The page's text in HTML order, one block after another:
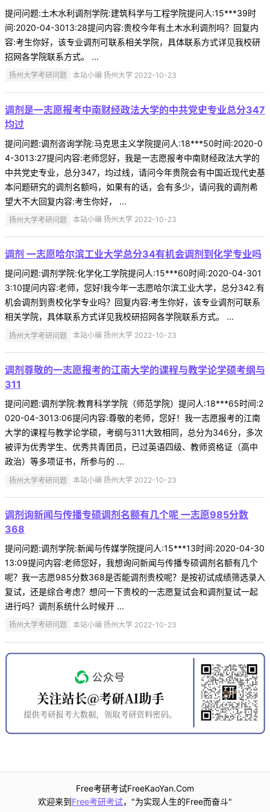
提问问题:土木水利调剂学院:建筑科学与工程学院提问人:15***39时
间:2020-04-3013:28提问内容:贵校今年有土木水利调剂吗？回复内
容:考生你好，该专业调剂可联系相关学院，具体联系方式详见我校研
招网各学院联系方式。 ...
扬州大学考研问题 本站小编 扬州大学 2022-10-23
调剂是一志愿报考中南财经政法大学的中共党史专业总分347
均过
提问问题:调剂咨询学院:马克思主义学院提问人:18***50时间:2020-0
4-3013:27提问内容:老师您好，我是一志愿报考中南财经政法大学的
中共党史专业，总分347，均过线，请问今年贵院会有中国近现代史基
本问题研究的调剂名额吗，如果有的话，会有多少，请问我的调剂希
望大不大回复内容:考生你好， ...
扬州大学考研问题 本站小编 扬州大学 2022-10-23
调剂 一志愿哈尔滨工业大学总分34有机会调剂到化学专业吗
提问问题:调剂学院:化学化工学院提问人:15***60时间:2020-04-301
3:10提问内容:老师，您好!我今年一志愿哈尔滨工业大学，总分342.有
机会调剂到贵校化学专业吗？回复内容:考生你好，该专业调剂可联系
相关学院，具体联系方式详见我校研招网各学院联系方式。 ...
扬州大学考研问题 本站小编 扬州大学 2022-10-23
调剂尊敬的一志愿报考的江南大学的课程与教学论学硕考纲与
311
提问问题:调剂学院:教育科学学院（师范学院）提问人:18***65时间:2
020-04-3013:06提问内容:尊敬的老师，您好！我一志愿报考的江南
大学的课程与教学论学硕，考纲与311大致相同，总分为346分，多次
被评为优秀学生、优秀共青团员，已过英语四级、教师资格证（高中
政治）等多项证书，所参与的 ...
扬州大学考研问题 本站小编 扬州大学 2022-10-23
调剂询新闻与传播专硕调剂名额有几个呢 一志愿985分数
368
提问问题:调剂学院:新闻与传媒学院提问人:15***13时间:2020-04-30
13:09提问内容:老师您好，我想询问新闻与传播专硕调剂名额有几个
呢？我一志愿985分数368是否能调剂贵校呢？是按初试成绩筛选录入
复试，还是综合考虑？想问一下贵校的一志愿复试会和调剂复试一起
进行吗？调剂系统什么时候开 ...
扬州大学考研问题 本站小编 扬州大学 2022-10-23
Free考研考试FreeKaoYan.Com
欢迎来到Free考研考试，"为实现人生的Free而奋斗"